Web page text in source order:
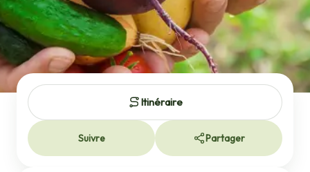
Itinéraire
Suivre Partager